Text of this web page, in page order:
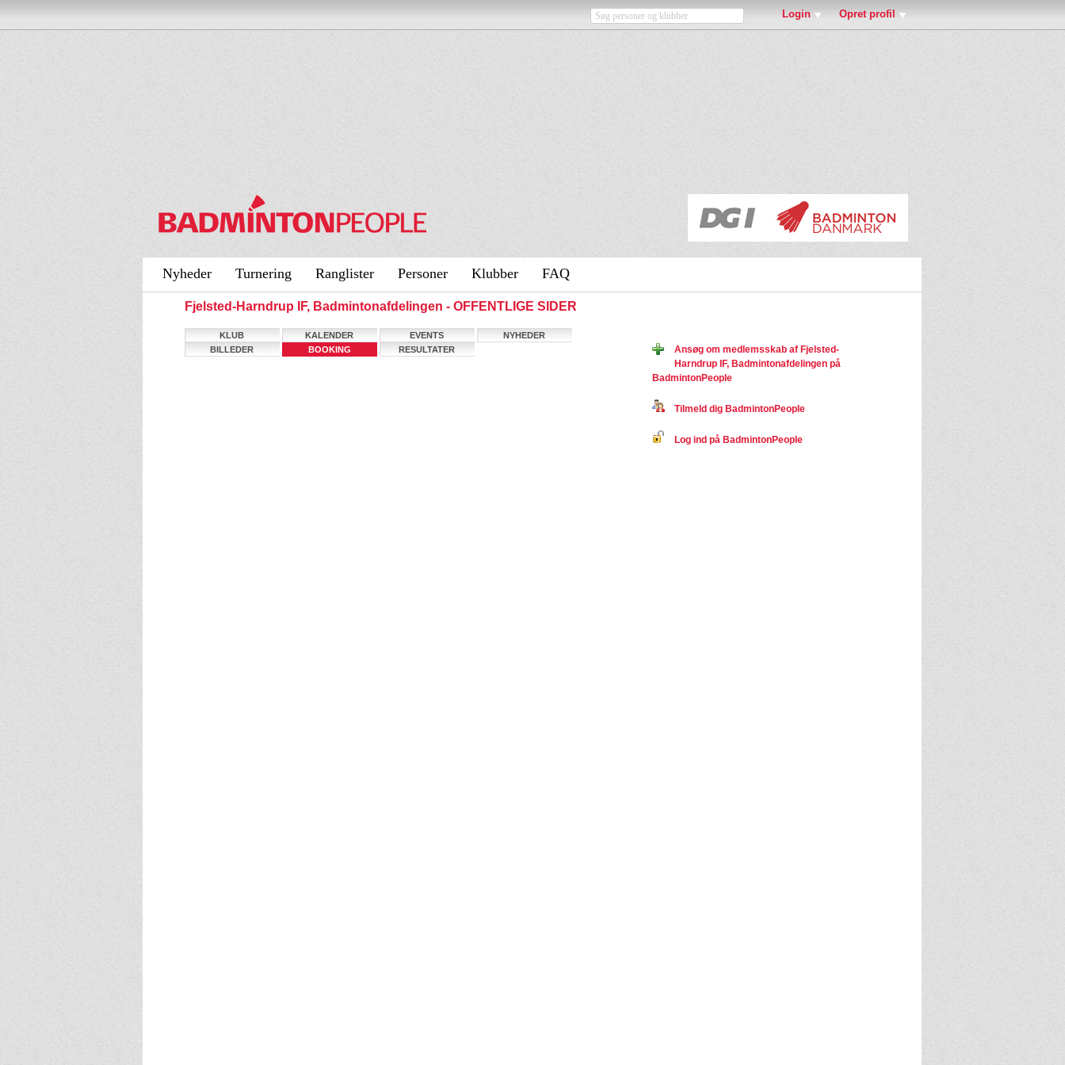
Login Opret profil
Nyheder Turnering Ranglister Personer Klubber FAQ
Fjelsted-Harndrup IF, Badmintonafdelingen - OFFENTLIGE SIDER
KLUB KALENDER EVENTS
NYHEDER
BILLEDER
BOOKING RESULTATER
Ansøg om medlemsskab af Fjelsted-
Harndrup IF, Badmintonafdelingen på
BadmintonPeople
Tilmeld dig BadmintonPeople
Log ind på BadmintonPeople